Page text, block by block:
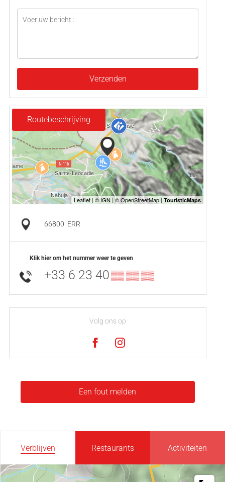
Verzenden
Routebeschrijving
66800 ERR
Klik hier om het nummer weer te geven
+33 6 23 40▒▒ ▒▒ ▒▒
Volg ons op
Een fout melden
Verblijven Restaurants Activiteiten